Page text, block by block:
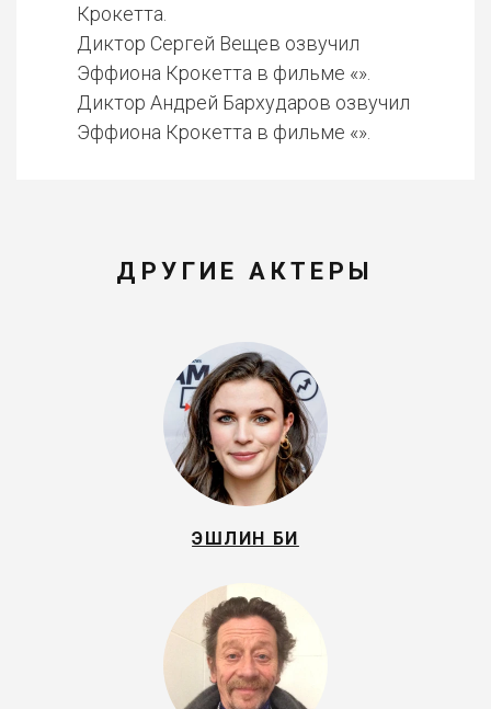
Крокетта.
Диктор Сергей Вещев озвучил
Эффиона Крокетта в фильме «».
Диктор Андрей Бархударов озвучил
Эффиона Крокетта в фильме «».
ДРУГИЕ АКТЕРЫ
ЭШЛИН БИ